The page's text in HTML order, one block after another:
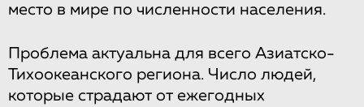
место в мире по численности населения.
Проблема актуальна для всего Азиатско-
Тихоокеанского региона. Число людей,
которые страдают от ежегодных